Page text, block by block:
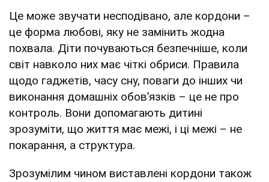
Це може звучати несподівано, але кордони –
це форма любові, яку не замінить жодна
похвала. Діти почуваються безпечніше, коли
світ навколо них має чіткі обриси. Правила
щодо гаджетів, часу сну, поваги до інших чи
виконання домашніх обов’язків – це не про
контроль. Вони допомагають дитині
зрозуміти, що життя має межі, і ці межі – не
покарання, а структура.
Зрозумілим чином виставлені кордони також